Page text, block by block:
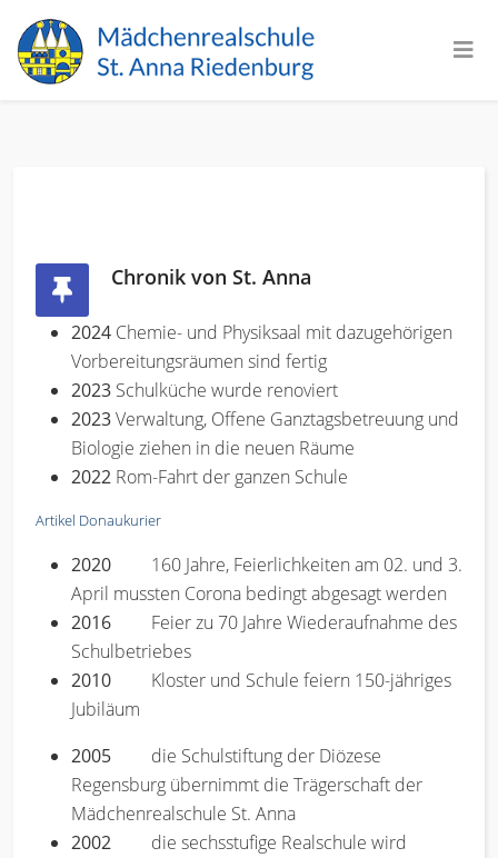
Chronik von St. Anna
2024 Chemie- und Physiksaal mit dazugehörigen
Vorbereitungsräumen sind fertig
2023 Schulküche wurde renoviert
2023Verwaltung, Offene Ganztagsbetreuung und
Biologie ziehen in die neuen Räume
2022 Rom-Fahrt der ganzen Schule
Artikel Donaukurier
2020
160 Jahre, Feierlichkeiten am 02. und 3.
April mussten Corona bedingt abgesagt werden
2016 Feier zu 70 Jahre Wiederaufnahme des
Schulbetriebes
2010 Kloster und Schule feiern 150-jähriges
Jubiläum
2005 die Schulstiftung der Diözese
Regensburg übernimmt die Trägerschaft der
Mädchenrealschule St. Anna
2002 die sechsstufige Realschule wird